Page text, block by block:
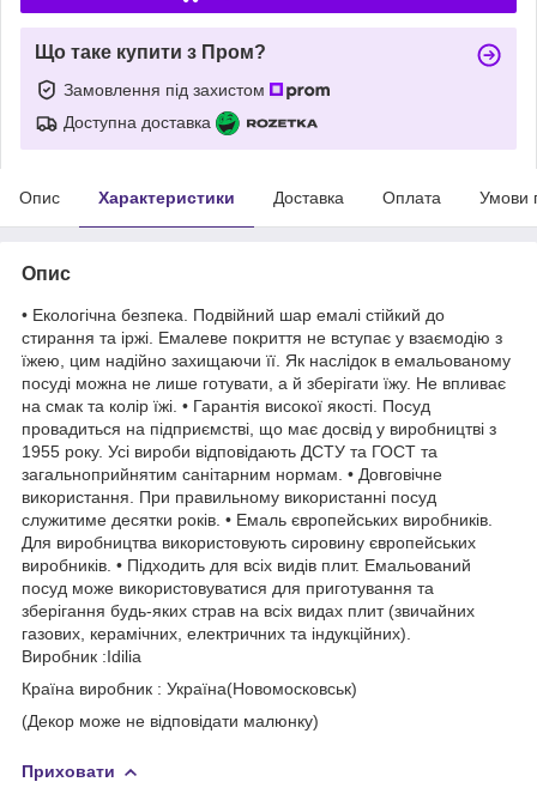
Що таке купити з Пром?
Замовлення під захистом
Доступна доставка
Опис Характеристики Доставка Оплата Умови
Опис
• Екологічна безпека. Подвійний шар емалі стійкий до
стирання та іржі. Емалеве покриття не вступає у взаємодію з
їжею, цим надійно захищаючи її. Як наслідок в емальованому
посуді можна не лише готувати, а й зберігати їжу. Не впливає
на смак та колір їжі. • Гарантія високої якості. Посуд
провадиться на підприємстві, що має досвід у виробництві з
1955 року. Усі вироби відповідають ДСТУ та ГОСТ та
загальноприйнятим санітарним нормам. • Довговічне
використання. При правильному використанні посуд
служитиме десятки років. • Емаль європейських виробників.
Для виробництва використовують сировину європейських
виробників. • Підходить для всіх видів плит. Емальований
посуд може використовуватися для приготування та
зберігання будь-яких страв на всіх видах плит (звичайних
газових, керамічних, електричних та індукційних).
Виробник :Idilia
Країна виробник : Україна(Новомосковськ)
(Декор може не відповідати малюнку)
Приховати